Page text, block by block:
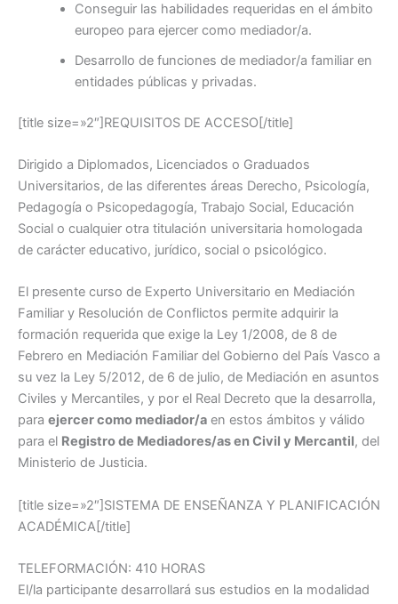
Conseguir las habilidades requeridas en el ámbito
europeo para ejercer como mediador/a.
Desarrollo de funciones de mediador/a familiar en
entidades públicas y privadas.
[title size=»2″]REQUISITOS DE ACCESO[/title]
Dirigido a Diplomados, Licenciados o Graduados
Universitarios, de las diferentes áreas Derecho, Psicología,
Pedagogía o Psicopedagogía, Trabajo Social, Educación
Social o cualquier otra titulación universitaria homologada
de carácter educativo, jurídico, social o psicológico.
El presente curso de Experto Universitario en Mediación
Familiar y Resolución de Conflictos permite adquirir la
formación requerida que exige la Ley 1/2008, de 8 de
Febrero en Mediación Familiar del Gobierno del País Vasco a
su vez la Ley 5/2012, de 6 de julio, de Mediación en asuntos
Civiles y Mercantiles, y por el Real Decreto que la desarrolla,
para ejercer como mediador/a en estos ámbitos y válido
para el Registro de Mediadores/as en Civil y Mercantil, del
Ministerio de Justicia.
[title size=»2″]SISTEMA DE ENSEÑANZA Y PLANIFICACIÓN
ACADÉMICA[/title]
TELEFORMACIÓN: 410 HORAS
El/la participante desarrollará sus estudios en la modalidad